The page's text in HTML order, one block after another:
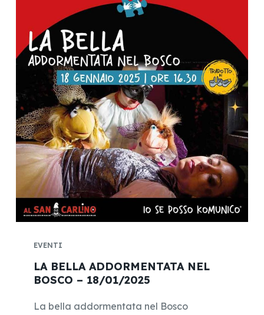
EVENTI
LA BELLA ADDORMENTATA NEL
BOSCO – 18/01/2025
La bella addormentata nel Bosco